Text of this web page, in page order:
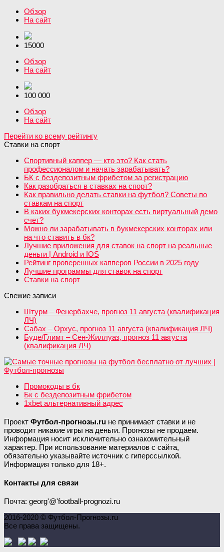
Обзор
На сайт
15000
Обзор
На сайт
100 000
Обзор
На сайт
Перейти ко всему рейтингу
Ставки на спорт
Спортивный каппер — кто это? Как стать
профессионалом и начать зарабатывать?
БК с бездепозитным фрибетом за регистрацию
Как разобраться в ставках на спорт?
Как правильно делать ставки на футбол? Советы по
ставкам на спорт
В каких букмекерских конторах есть виртуальный демо
счет?
Можно ли зарабатывать в букмекерских конторах или
на что ставить в бк?
Лучшие приложения для ставок на спорт на реальные
деньги | Android и IOS
Рейтинг проверенных капперов России в 2025 году
Лучшие программы для ставок на спорт
Ставки на спорт
Свежие записи
Штурм – Фенербахче, прогноз 11 августа (квалификация
ЛЧ)
Сабах – Орхус, прогноз 11 августа (квалификация ЛЧ)
Буде/Глимт – Сен-Жиллуаз, прогноз 11 августа
(квалификация ЛЧ)
Промокоды в бк
Бк с бездепозитным фрибетом
1xbet альтернативный адрес
Проект Футбол-прогнозы.ru не принимает ставки и не
проводит никакие игры на деньги. Прогнозы не продаем.
Информация носит исключительно ознакомительный
характер. При использование материалов с сайта,
обязательно указывайте источник с гиперссылкой.
Информация только для 18+.
Контакты для связи
Почта: georg'@'football-prognozi.ru
2016-2020 © Футбол-Прогнозы.ru
Все права защищены.